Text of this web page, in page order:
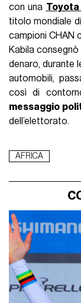
con una Toyota
titolo mondiale
campioni CHAN
Kabila
denaro, durante
automobili,
così di
messaggio
dell’elettorato.
AFRICA